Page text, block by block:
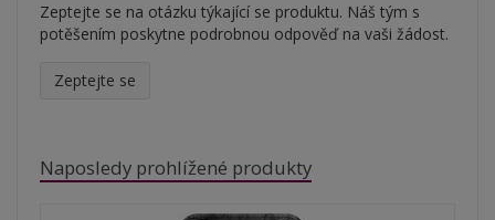
Zeptejte se na otázku týkající se produktu. Náš tým s
potěšením poskytne podrobnou odpověď na vaši žádost.
Zeptejte se
Naposledy prohlížené produkty